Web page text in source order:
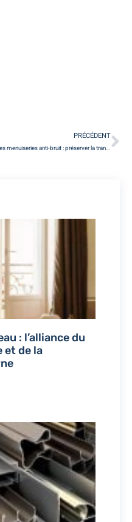
PRÉCÉDENT
Les menuiseries anti-bruit : préserver la tranquillité de votre intérieur à Paris
: l’alliance du
et de la